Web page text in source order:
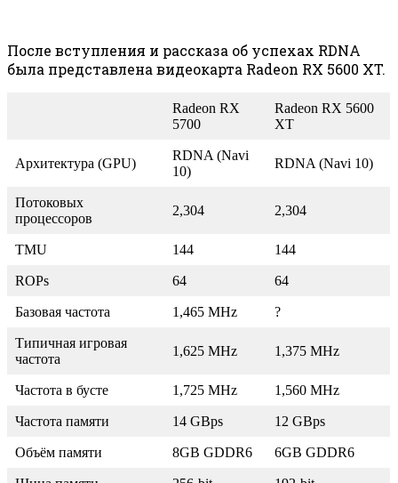
После вступления и рассказа об успехах RDNA
была представлена видеокарта Radeon RX 5600 XT.
Radeon RX
5700
Radeon RX 5600
XT
Архитектура (GPU)
RDNA (Navi
10)
RDNA (Navi 10)
Потоковых
процессоров
2,304 2,304
TMU 144 144
ROPs 64 64
Базовая частота 1,465 MHz ?
Типичная игровая
частота
1,625 MHz 1,375 MHz
Частота в бусте 1,725 MHz 1,560 MHz
Частота памяти 14 GBps 12 GBps
Объём памяти 8GB GDDR6 6GB GDDR6